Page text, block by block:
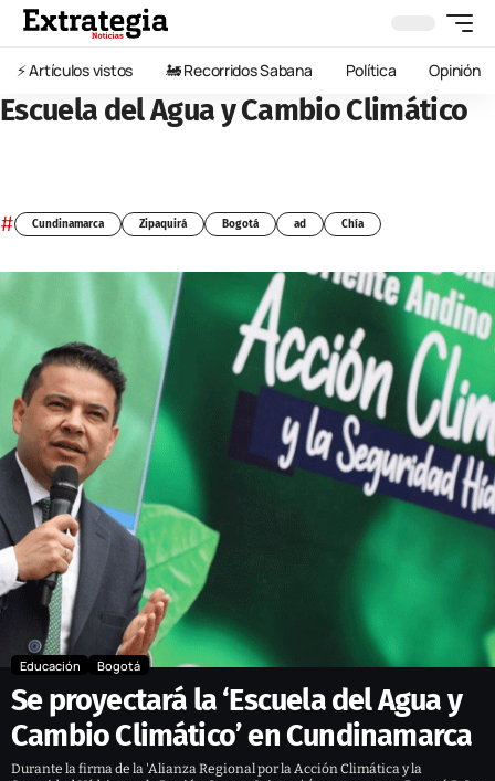
⚡️ Artículos vistos 🚂 Recorridos Sabana Política Opinión
Escuela del Agua y Cambio Climático
# Cundinamarca Zipaquirá Bogotá ad Chía
Educación Bogotá
Se proyectará la ‘Escuela del Agua y
Cambio Climático’ en Cundinamarca
Durante la firma de la 'Alianza Regional por la Acción Climática y la